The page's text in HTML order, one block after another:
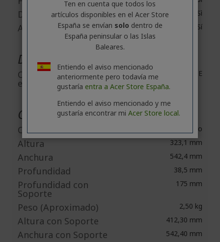
DisplayPort Sì
Auricular Sí
Descripción de alimentación
Clase de eficiencia
energética
E
Características físicas
Color Negro
Altura 323,1 mm
Anchura 542,4 mm
Profundidad 38,5 mm
Profundidad con
Soporte
175 mm
Peso (Aproximado) 2,50 kg
Altura con Soporte 412,30 mm
Anchura con Soporte 542,40 mm
Ten en cuenta que todos los
artículos disponibles en el Acer Store
España se envían solo dentro de
España peninsular o las Islas
Baleares.
Entiendo el aviso mencionado
anteriormente pero todavía me
gustaría entra a Acer Store España.
Entiendo el aviso mencionado y me
gustaría encontrar mi Acer Store local.